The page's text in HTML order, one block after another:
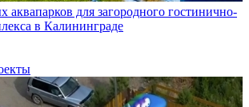
аквапарков для загородного гостинично-
в Калининграде